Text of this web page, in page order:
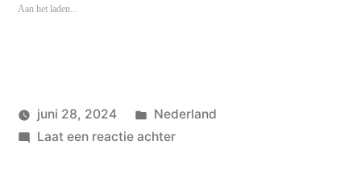
Aan het laden...
Geplaatst
wouterpinkhof
juni 28, 2024
Geplaatst
in
Nederland
Laat een reactie achterop